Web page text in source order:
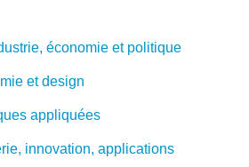
économie et politique
et design
appliquées
innovation, applications